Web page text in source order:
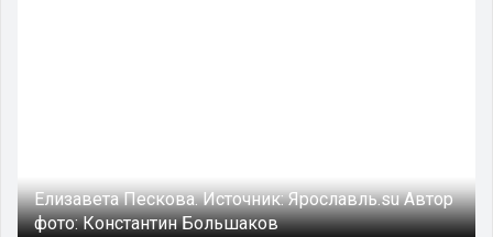
Елизавета Пескова.Источник:Ярославль.suАвтор
фото:Константин Большаков